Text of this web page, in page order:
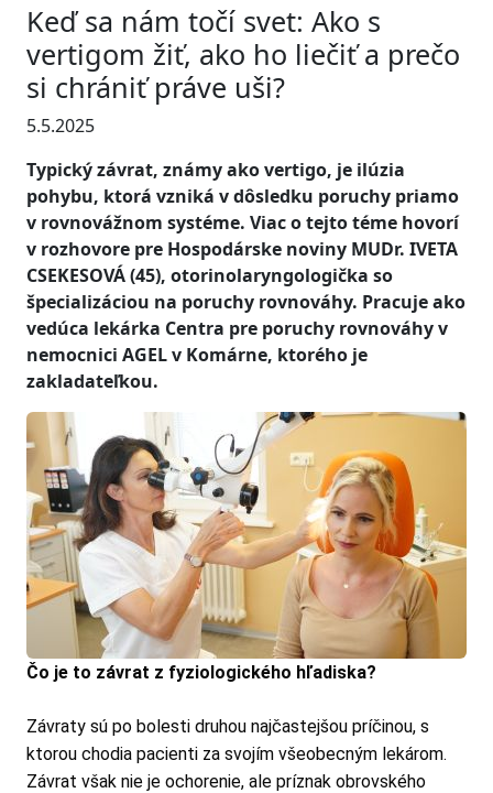
Keď sa nám točí svet: Ako s
vertigom žiť, ako ho liečiť a prečo
si chrániť práve uši?
5.5.2025
Typický závrat, známy ako vertigo, je ilúzia
pohybu, ktorá vzniká v dôsledku poruchy priamo
v rovnovážnom systéme. Viac o tejto téme hovorí
v rozhovore pre Hospodárske noviny MUDr. IVETA
CSEKESOVÁ (45), otorinolaryngologička so
špecializáciou na poruchy rovnováhy. Pracuje ako
vedúca lekárka Centra pre poruchy rovnováhy v
nemocnici AGEL v Komárne, ktorého je
zakladateľkou.
Čo je to závrat z fyziologického hľadiska?
Závraty sú po bolesti druhou najčastejšou príčinou, s
ktorou chodia pacienti za svojím všeobecným lekárom.
Závrat však nie je ochorenie, ale príznak obrovského